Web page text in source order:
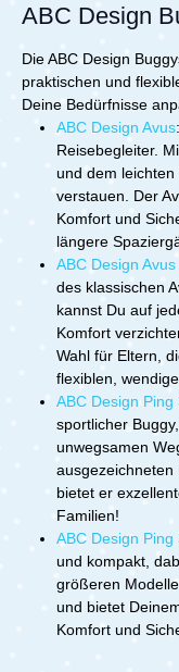
ABC Design
Die ABC Design
praktischen und
Deine Bedürfnisse
ABC Design Avus
Reisebegleiter.
und dem
verstauen. Der
Komfort und
längere
ABC Design Avus
des klassischen
kannst Du auf
Komfort
Wahl für Eltern,
flexiblen,
ABC Design Ping
sportlicher
unwegsamen
ausgezeichneten
bietet er
Familien!
ABC Design Ping
und kompakt,
größeren
und bietet
Komfort und